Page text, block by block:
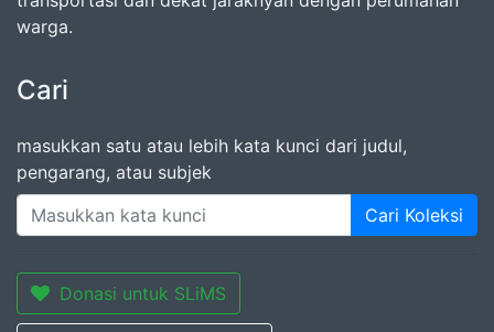
warga.
Cari
masukkan satu atau lebih kata kunci dari judul,
pengarang, atau subjek
Cari Koleksi
Donasi untuk SLiMS